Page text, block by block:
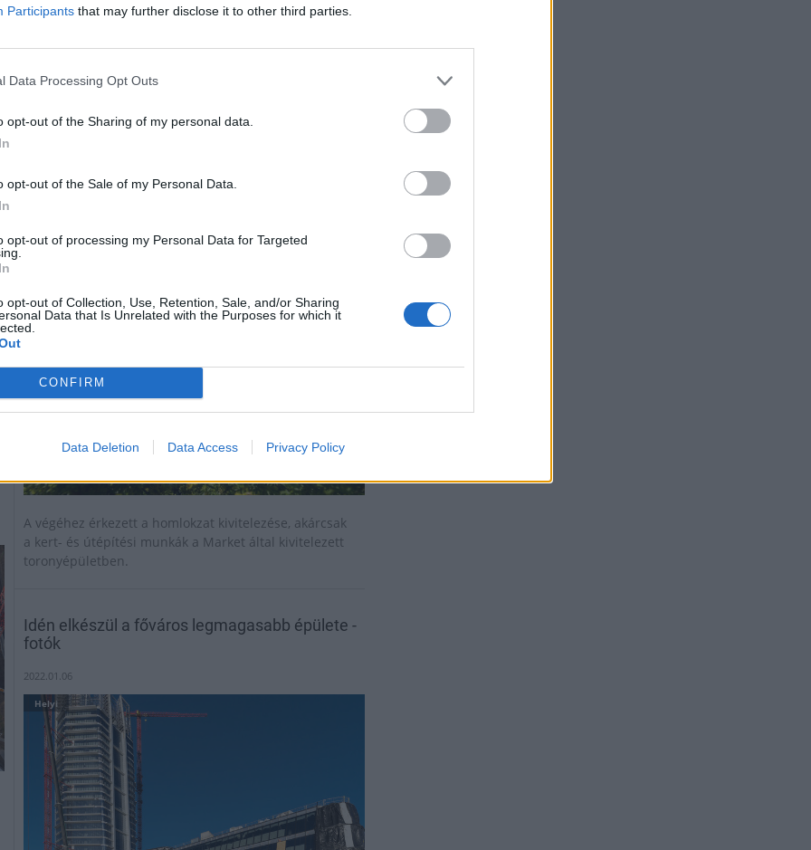
Participants that may further disclose it to other third parties.
Data Processing Opt Outs
opt-out of the Sharing of my personal data.
opt-out of the Sale of my Personal Data.
opt-out of processing my Personal Data for Targeted
opt-out of Collection, Use, Retention, Sale, and/or Sharing
Data that Is Unrelated with the Purposes for which it
CONFIRM
Data Deletion Data Access Privacy Policy
Budapest egyik meghatározó óriásprojektje, a MOL
részeként. Mint ahogy a projekt során, annak
leányvállalata, a Moratus Szerkezetépítő Kft. kiemelt
2022.07.14
A végéhez érkezett a homlokzat kivitelezése, akárcsak
a kert- és útépítési munkák a Market által kivitelezett
toronyépületben.
Idén elkészül a főváros legmagasabb épülete -
fotók
2022.01.06
Helyi